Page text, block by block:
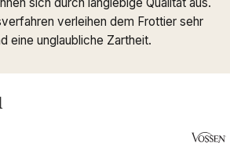
sich durch langlebige Qualität aus.
verleihen dem Frottier sehr
eine unglaubliche Zartheit.